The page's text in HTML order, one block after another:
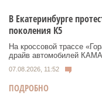
В Екатеринбурге
поколения К5
На кроссовой трассе
драйв автомобилей
07.08.2026, 11:52
ПОДРОБНО